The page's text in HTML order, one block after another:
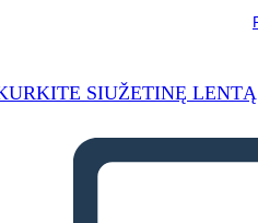
SIUŽETINĘ LENTĄ